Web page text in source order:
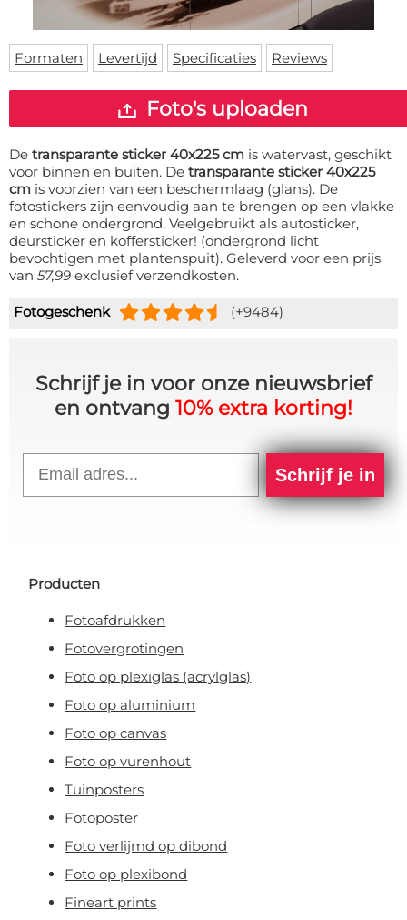
Vloermat
Skateboard deck
Levertijden
Inloggen
WhatsApp
Formaten Levertijd Specificaties Reviews
Foto's uploaden
De transparante sticker 40x225 cm is watervast, geschikt
voor binnen en buiten. De transparante sticker 40x225
cm is voorzien van een beschermlaag (glans). De
fotostickers zijn eenvoudig aan te brengen op een vlakke
en schone ondergrond. Veelgebruikt als autosticker,
deursticker en koffersticker! (ondergrond licht
bevochtigen met plantenspuit). Geleverd voor een prijs
van 57,99 exclusief verzendkosten.
Fotogeschenk (+9484)
Schrijf je in voor onze nieuwsbrief
en ontvang 10% extra korting!
Schrijf je in
Producten
Fotoafdrukken
Fotovergrotingen
Foto op plexiglas (acrylglas)
Foto op aluminium
Foto op canvas
Foto op vurenhout
Tuinposters
Fotoposter
Foto verlijmd op dibond
Foto op plexibond
Fineart prints